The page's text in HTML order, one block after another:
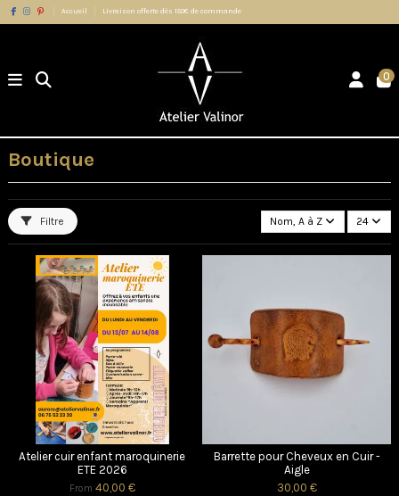
Accueil Livraison offerte dès 150€ de commande
0
Boutique
Filtre Nom, A à Z 24
Atelier cuir enfant maroquinerie
ETE 2026
From 40,00 €
Barrette pour Cheveux en Cuir -
Aigle
30,00 €